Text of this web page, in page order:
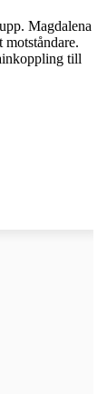
Magdalena
till